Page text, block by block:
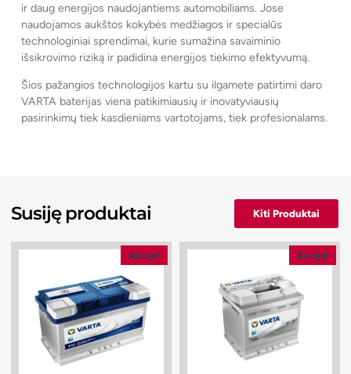
ir daug energijos naudojantiems automobiliams. Jose
naudojamos aukštos kokybės medžiagos ir specialūs
technologiniai sprendimai, kurie sumažina savaiminio
išsikrovimo riziką ir padidina energijos tiekimo efektyvumą.
Šios pažangios technologijos kartu su ilgamete patirtimi daro
VARTA baterijas viena patikimiausių ir inovatyviausių
pasirinkimų tiek kasdieniams vartotojams, tiek profesionalams.
Susiję produktai Kiti Produktai
Akcija! Akcija!